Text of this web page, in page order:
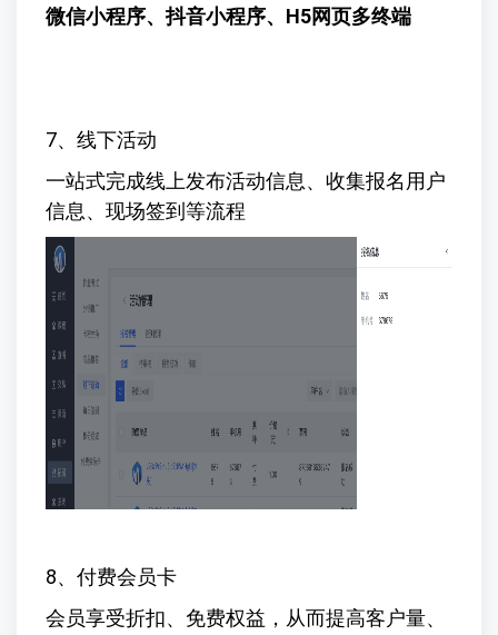
微信小程序、抖音小程序、H5网页多终端
7、线下活动
一站式完成线上发布活动信息、收集报名用户
信息、现场签到等流程
8、付费会员卡
会员享受折扣、免费权益，从而提高客户量、